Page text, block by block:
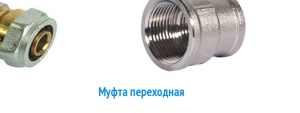
Муфта переходная